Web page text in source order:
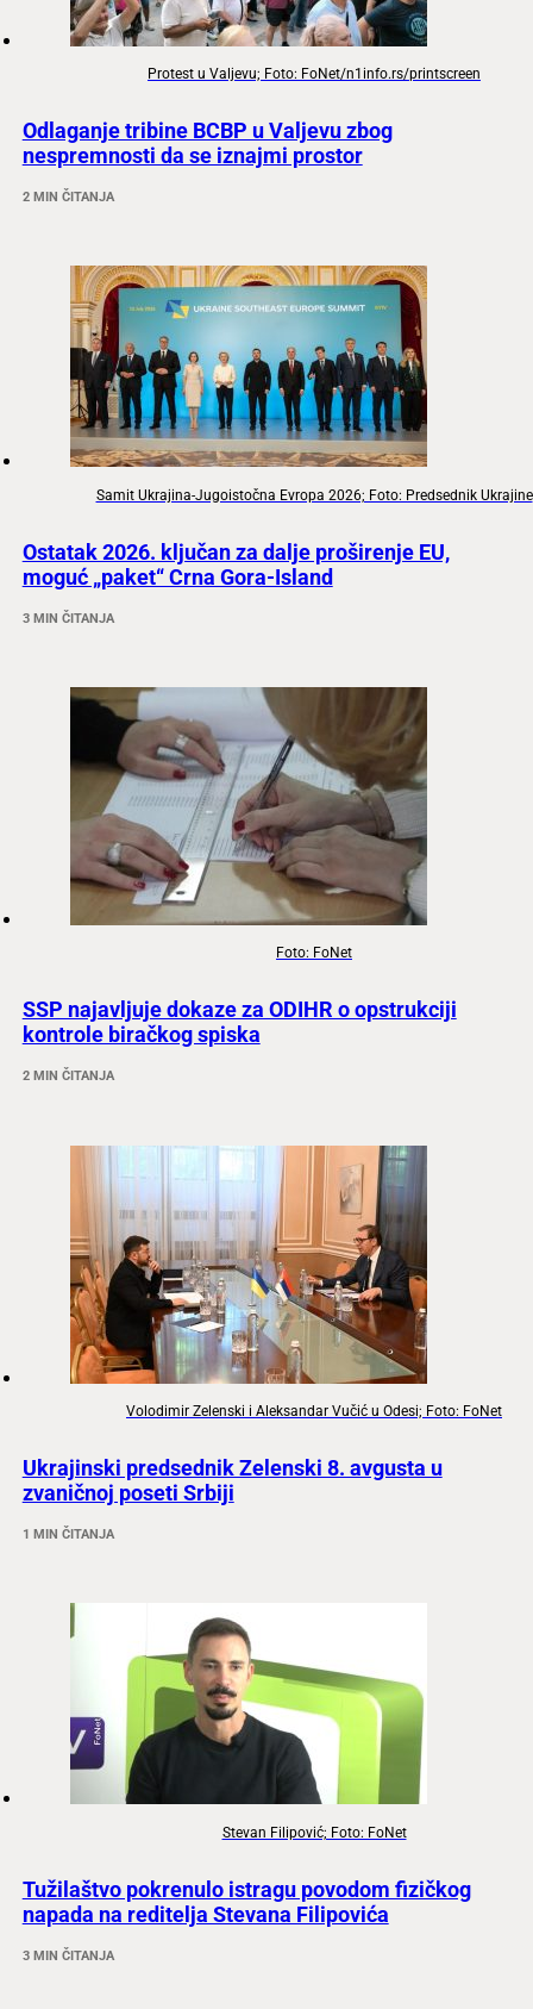
Protest u Valjevu; Foto: FoNet/n1info.rs/printscreen
Odlaganje tribine BCBP u Valjevu zbog
nespremnosti da se iznajmi prostor
2 MIN ČITANJA
Samit Ukrajina-Jugoistočna Evropa 2026; Foto: Predsednik Ukrajine
Ostatak 2026. ključan za dalje proširenje EU,
moguć „paket“ Crna Gora-Island
3 MIN ČITANJA
Foto: FoNet
SSP najavljuje dokaze za ODIHR o opstrukciji
kontrole biračkog spiska
2 MIN ČITANJA
Volodimir Zelenski i Aleksandar Vučić u Odesi; Foto: FoNet
Ukrajinski predsednik Zelenski 8. avgusta u
zvaničnoj poseti Srbiji
1 MIN ČITANJA
Stevan Filipović; Foto: FoNet
Tužilaštvo pokrenulo istragu povodom fizičkog
napada na reditelja Stevana Filipovića
3 MIN ČITANJA